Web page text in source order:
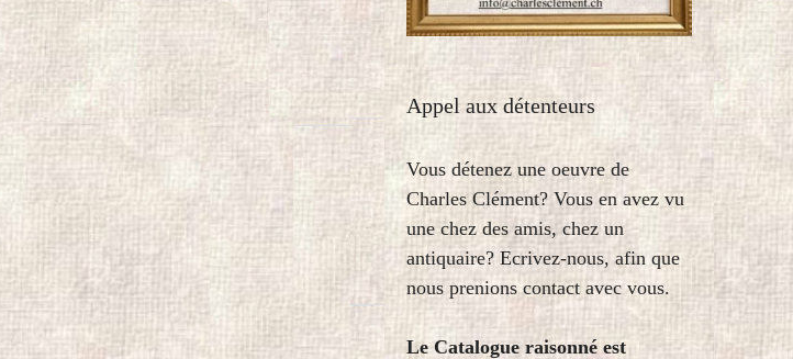
Appel aux détenteurs
Vous détenez une oeuvre de
Charles Clément? Vous en avez vu
une chez des amis, chez un
antiquaire? Ecrivez-nous, afin que
nous prenions contact avec vous.
Le Catalogue raisonné est